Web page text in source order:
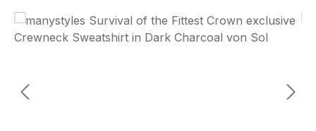
Bildergalerie überspringen